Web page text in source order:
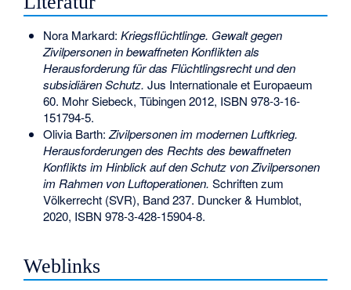
Nora Markard: Kriegsflüchtlinge. Gewalt gegen
Zivilpersonen in bewaffneten Konflikten als
Herausforderung für das Flüchtlingsrecht und den
subsidiären Schutz. Jus Internationale et Europaeum
60. Mohr Siebeck, Tübingen 2012, ISBN 978-3-16-
151794-5.
Olivia Barth: Zivilpersonen im modernen Luftkrieg.
Herausforderungen des Rechts des bewaffneten
Konflikts im Hinblick auf den Schutz von Zivilpersonen
im Rahmen von Luftoperationen. Schriften zum
Völkerrecht (SVR), Band 237. Duncker & Humblot,
2020, ISBN 978-3-428-15904-8.
Weblinks